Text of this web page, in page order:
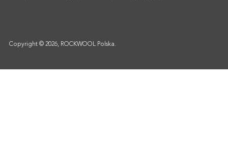
Copyright © 2026, ROCKWOOL Polska.